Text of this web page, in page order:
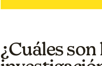
¿Cuáles